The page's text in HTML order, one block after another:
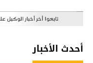
أحدث الأخبار